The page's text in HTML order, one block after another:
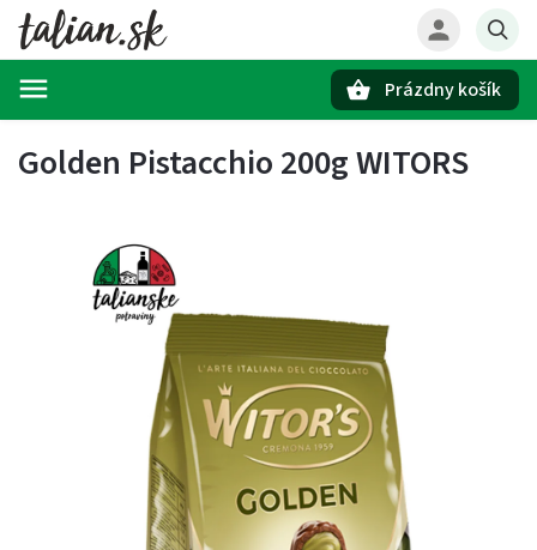
Prázdny košík
Golden Pistacchio 200g WITORS